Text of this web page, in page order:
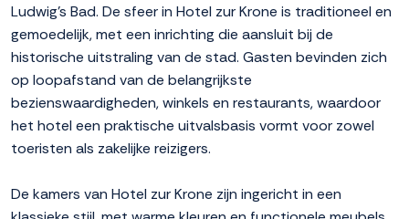
Ludwig's Bad. De sfeer in Hotel zur Krone is traditioneel en
gemoedelijk, met een inrichting die aansluit bij de
historische uitstraling van de stad. Gasten bevinden zich
op loopafstand van de belangrijkste
bezienswaardigheden, winkels en restaurants, waardoor
het hotel een praktische uitvalsbasis vormt voor zowel
toeristen als zakelijke reizigers.
De kamers van Hotel zur Krone zijn ingericht in een